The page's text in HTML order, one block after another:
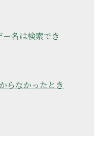
名は検索でき
らなかったとき